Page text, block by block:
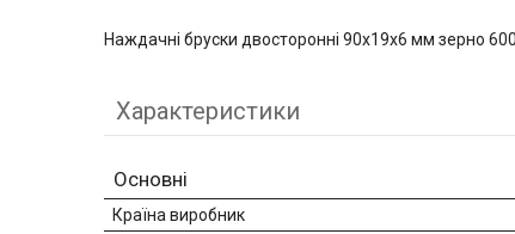
Наждачні бруски двосторонні 90х19х6 мм зерно
Характеристики
Основні
Країна виробник